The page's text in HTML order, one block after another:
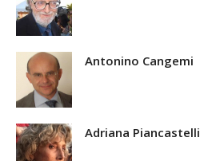
Antonino Cangemi
Adriana Piancastelli